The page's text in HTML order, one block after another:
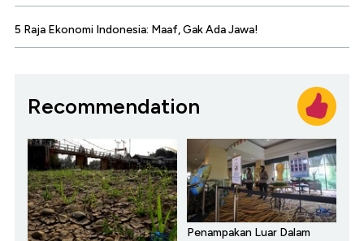
5 Raja Ekonomi Indonesia: Maaf, Gak Ada Jawa!
Recommendation
Penampakan Luar Dalam